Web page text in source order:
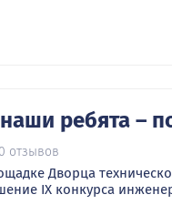
ребята –
0 отзывов
Дворца
IX конкурса